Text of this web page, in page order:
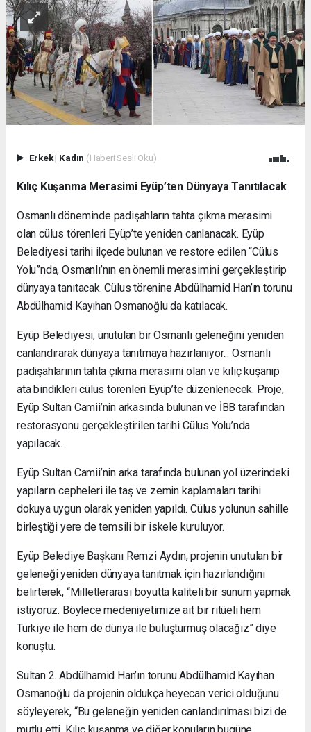
Erkek| Kadın (Haberi Sesli Oku)
Kılıç Kuşanma Merasimi Eyüp’ten Dünyaya Tanıtılacak
Osmanlı döneminde padişahların tahta çıkma merasimi
olan cülus törenleri Eyüp’te yeniden canlanacak. Eyüp
Belediyesi tarihi ilçede bulunan ve restore edilen “Cülus
Yolu”nda, Osmanlı’nın en önemli merasimini gerçekleştirip
dünyaya tanıtacak. Cülus törenine Abdülhamid Han’ın torunu
Abdülhamid Kayıhan Osmanoğlu da katılacak.
Eyüp Belediyesi, unutulan bir Osmanlı geleneğini yeniden
canlandırarak dünyaya tanıtmaya hazırlanıyor... Osmanlı
padişahlarının tahta çıkma merasimi olan ve kılıç kuşanıp
ata bindikleri cülus törenleri Eyüp’te düzenlenecek. Proje,
Eyüp Sultan Camii’nin arkasında bulunan ve İBB tarafından
restorasyonu gerçekleştirilen tarihi Cülus Yolu’nda
yapılacak.
Eyüp Sultan Camii’nin arka tarafında bulunan yol üzerindeki
yapıların cepheleri ile taş ve zemin kaplamaları tarihi
dokuya uygun olarak yeniden yapıldı. Cülus yolunun sahille
birleştiği yere de temsili bir iskele kuruluyor.
Eyüp Belediye Başkanı Remzi Aydın, projenin unutulan bir
geleneği yeniden dünyaya tanıtmak için hazırlandığını
belirterek, “Milletlerarası boyutta kaliteli bir sunum yapmak
istiyoruz. Böylece medeniyetimize ait bir ritüeli hem
Türkiye ile hem de dünya ile buluşturmuş olacağız” diye
konuştu.
Sultan 2. Abdülhamid Han’ın torunu Abdülhamid Kayıhan
Osmanoğlu da projenin oldukça heyecan verici olduğunu
söyleyerek, “Bu geleneğin yeniden canlandırılması bizi de